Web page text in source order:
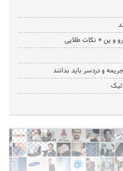
و ین + نکات طلایی
و دردسر باید بدانند